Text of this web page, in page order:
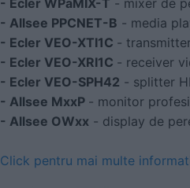
- Ecler WPaMIX-T - mixer de
- Allsee PPCNET-B - media
- Ecler VEO-XTI1C -
- Ecler VEO-XRI1C - receiver
- Ecler VEO-SPH42 - splitter
- Allsee MxxP - monitor
- Allsee OWxx - display de
Click pentru mai multe